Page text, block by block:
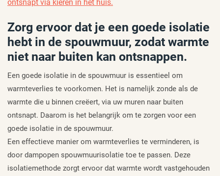
ontsnapt via kieren in het huis.
Zorg ervoor dat je een goede isolatie
hebt in de spouwmuur, zodat warmte
niet naar buiten kan ontsnappen.
Een goede isolatie in de spouwmuur is essentieel om
warmteverlies te voorkomen. Het is namelijk zonde als de
warmte die u binnen creëert, via uw muren naar buiten
ontsnapt. Daarom is het belangrijk om te zorgen voor een
goede isolatie in de spouwmuur.
Een effectieve manier om warmteverlies te verminderen, is
door dampopen spouwmuurisolatie toe te passen. Deze
isolatiemethode zorgt ervoor dat warmte wordt vastgehouden